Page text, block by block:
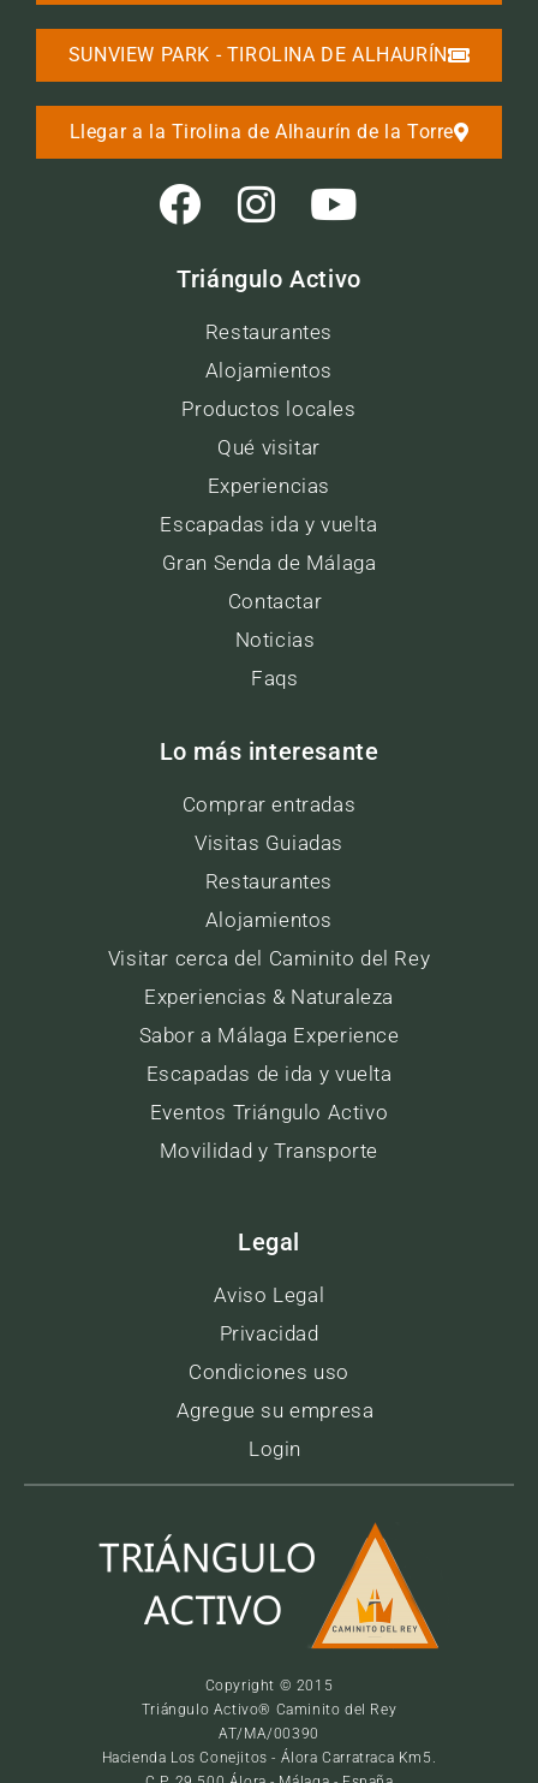
SUNVIEW PARK - TIROLINA DE ALHAURÍN
Llegar a la Tirolina de Alhaurín de la Torre
Triángulo Activo
Restaurantes
Alojamientos
Productos locales
Qué visitar
Experiencias
Escapadas ida y vuelta
Gran Senda de Málaga
Contactar
Noticias
Faqs
Lo más interesante
Comprar entradas
Visitas Guiadas
Restaurantes
Alojamientos
Visitar cerca del Caminito del Rey
Experiencias & Naturaleza
Sabor a Málaga Experience
Escapadas de ida y vuelta
Eventos Triángulo Activo
Movilidad y Transporte
Legal
Aviso Legal
Privacidad
Condiciones uso
Agregue su empresa
Login
Copyright © 2015
Triángulo Activo® Caminito del Rey
AT/MA/00390
Hacienda Los Conejitos - Álora Carratraca Km5.